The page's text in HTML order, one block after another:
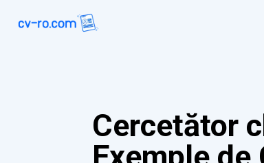
Cercetător